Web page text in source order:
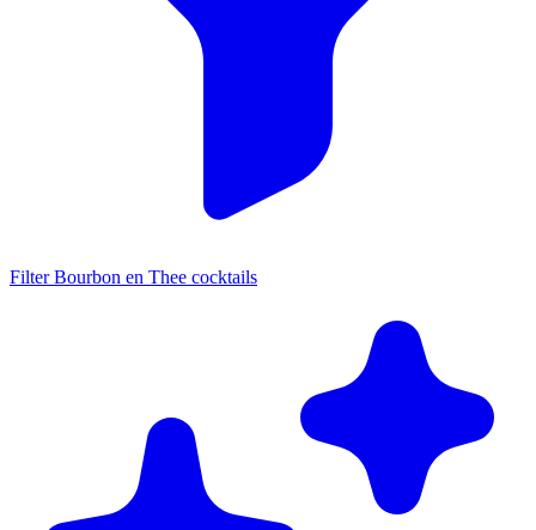
Filter Bourbon en Thee cocktails